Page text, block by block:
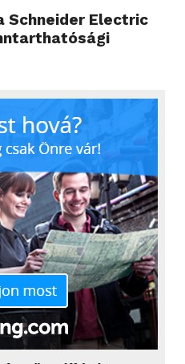
Schneider Electric